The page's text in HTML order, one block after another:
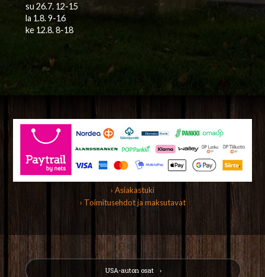
su 26.7. 12-15
la 1.8. 9-16
ke 12.8. 8-18
› Asiakastuki
› Toimitusehdot ja maksutavat
USA-auton osat